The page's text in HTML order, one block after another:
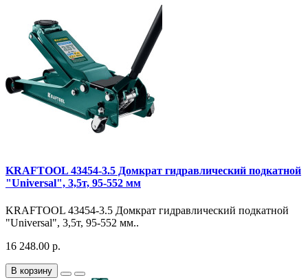
KRAFTOOL 43454-3.5 Домкрат гидравлический подкатной
"Universal", 3,5т, 95-552 мм
KRAFTOOL 43454-3.5 Домкрат гидравлический подкатной
"Universal", 3,5т, 95-552 мм..
16 248.00 р.
В корзину